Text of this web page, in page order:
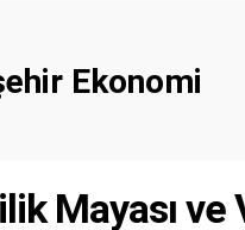
Ekonomi
Mayası